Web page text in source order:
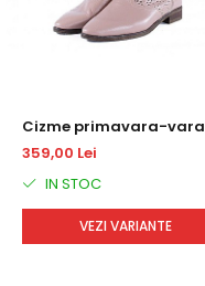
Cizme primavara-vara
DM 2020
359,00 Lei
IN STOC
VEZI VARIANTE